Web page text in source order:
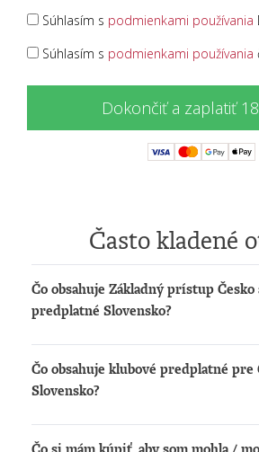
Súhlasím s podmienkami používania
Súhlasím s podmienkami používania
Dokončiť a zaplatiť
Často kladené
Čo obsahuje Základný prístup
predplatné Slovensko?
Získate možnosť:
čítať články na
www.dennikn.sk
Čo obsahuje klubové predplatné pre
Slovensko?
Získate: